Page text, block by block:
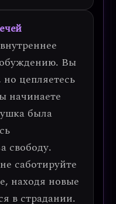
внутреннее
. Вы
цепляетесь
начинаете
была
свободу.
саботируйте
находя новые
в страдании.